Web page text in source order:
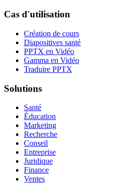
Cas d'utilisation
Création de cours
Diapositives santé
PPTX en Vidéo
Gamma en Vidéo
Traduire PPTX
Solutions
Santé
Éducation
Marketing
Recherche
Conseil
Entreprise
Juridique
Finance
Ventes